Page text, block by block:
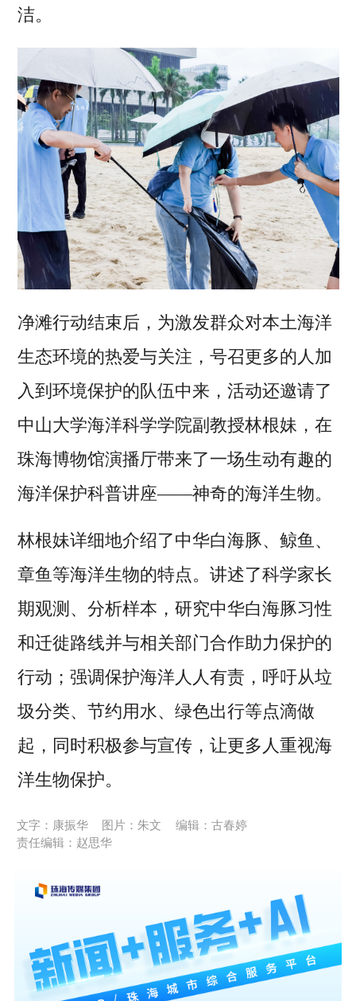
洁。
净滩行动结束后，为激发群众对本土海洋
生态环境的热爱与关注，号召更多的人加
入到环境保护的队伍中来，活动还邀请了
中山大学海洋科学学院副教授林根妹，在
珠海博物馆演播厅带来了一场生动有趣的
海洋保护科普讲座——神奇的海洋生物。
林根妹详细地介绍了中华白海豚、鲸鱼、
章鱼等海洋生物的特点。讲述了科学家长
期观测、分析样本，研究中华白海豚习性
和迁徙路线并与相关部门合作助力保护的
行动；强调保护海洋人人有责，呼吁从垃
圾分类、节约用水、绿色出行等点滴做
起，同时积极参与宣传，让更多人重视海
洋生物保护。
文字：康振华 图片：朱文
编辑：古春婷
责任编辑：赵思华